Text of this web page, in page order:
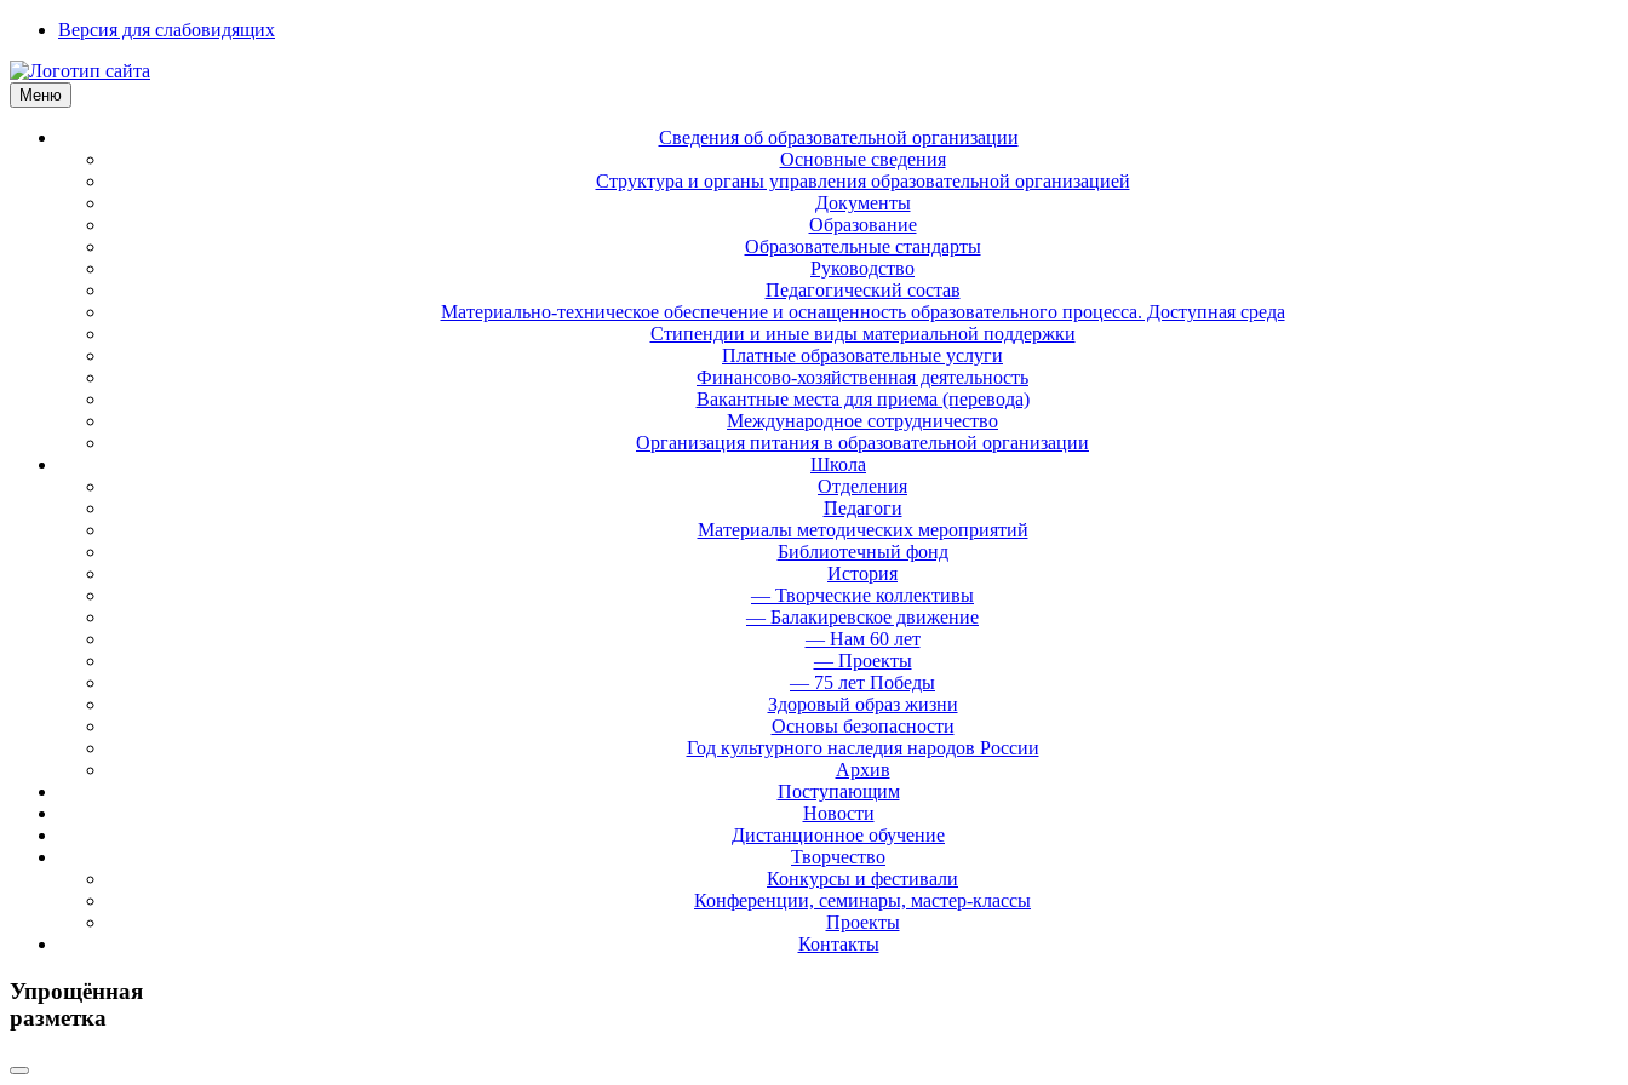
Версия для слабовидящих
Меню
Сведения об образовательной организации
Основные сведения
Структура и органы управления образовательной организацией
Документы
Образование
Образовательные стандарты
Руководство
Педагогический состав
Материально-техническое обеспечение и оснащенность образовательного процесса. Доступная среда
Стипендии и иные виды материальной поддержки
Платные образовательные услуги
Финансово-хозяйственная деятельность
Вакантные места для приема (перевода)
Международное сотрудничество
Организация питания в образовательной организации
Школа
Отделения
Педагоги
Материалы методических мероприятий
Библиотечный фонд
История
— Творческие коллективы
— Балакиревское движение
— Нам 60 лет
— Проекты
— 75 лет Победы
Здоровый образ жизни
Основы безопасности
Год культурного наследия народов России
Архив
Поступающим
Новости
Дистанционное обучение
Творчество
Конкурсы и фестивали
Конференции, семинары, мастер-классы
Проекты
Контакты
Упрощённая
разметка